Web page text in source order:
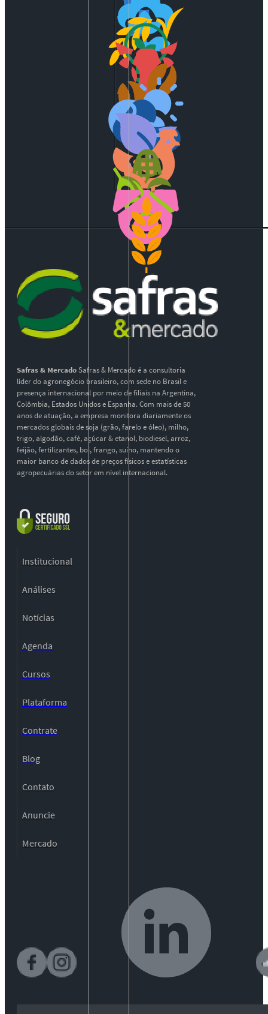
Safras & MercadoSafras & Mercado é a consultoria
líder do agronegócio brasileiro, com sede no Brasil e
presença internacional por meio de filiais na Argentina,
Colômbia, Estados Unidos e Espanha. Com mais de 50
anos de atuação, a empresa monitora diariamente os
mercados globais de soja (grão, farelo e óleo), milho,
trigo, algodão, café, açúcar & etanol, biodiesel, arroz,
feijão, fertilizantes, boi, frango, suíno, mantendo o
maior banco de dados de preços físicos e estatísticas
agropecuárias do setor em nível internacional.
Institucional
Análises
Notícias
Agenda
Cursos
Plataforma
Contrate
Blog
Contato
Anuncie
Mercado